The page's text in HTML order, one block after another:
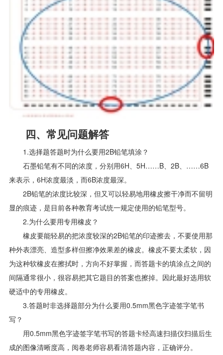
四、常见问题解答
1.选择题答题时为什么要用2B铅笔填涂？
石墨铅笔有不同的浓度，分别用6H、5H……B、2B、……6B
来表示，6H浓度最淡，而6B浓度最深。
2B铅笔的浓度比较深，但又可以轻易地用橡皮擦干净而不留明
显的痕迹，是目前各种教育考试统一规定使用的铅笔型号。
2.为什么要用专用橡皮？
橡皮要能轻易的把浓度较深的2B铅笔的印迹擦去，不要使用那
种外表漂亮、造型多样但擦净效果差的橡皮。橡皮不要太柔软，因
为这种软橡皮在擦拭时，方向不好掌握，而答题卡的填涂点之间的
间隔通常很小，很容易把其它题目的答案也擦掉。因此最好选用软
硬适中的专用橡皮。
3.答题时非选择题部分为什么要用0.5mm黑色字迹签字笔书
写？
用0.5mm黑色字迹签字笔书写的答题卡经高速扫描仪扫描后生
成的图像清晰度高，阅卷老师容易看清答题内容，正确评分。